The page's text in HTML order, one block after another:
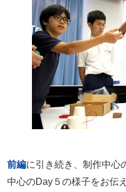
前編に引き続き、制作中心
中心のDay５の様子をお伝